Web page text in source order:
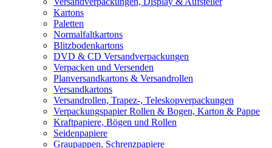
Kartons
Paletten
Normalfaltkartons
Blitzbodenkartons
DVD & CD Versandverpackungen
Verpacken und Versenden
Planversandkartons & Versandrollen
Versandkartons
Versandrollen, Trapez-, Teleskopverpackungen
Verpackungspapier Rollen & Bogen, Karton & Pappe
Kraftpapiere, Bögen und Rollen
Seidenpapiere
Graupappen, Schrenzpapiere